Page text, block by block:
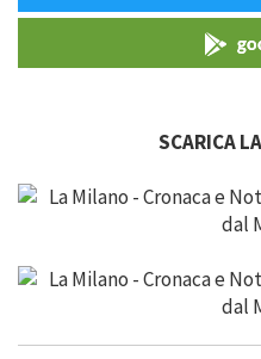
SCARICA